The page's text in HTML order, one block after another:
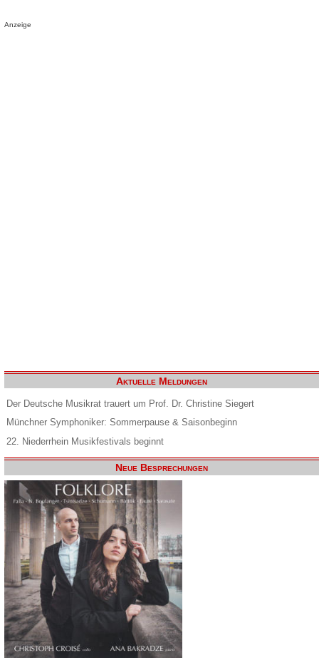
Anzeige
Aktuelle Meldungen
Der Deutsche Musikrat trauert um Prof. Dr. Christine Siegert
Münchner Symphoniker: Sommerpause & Saisonbeginn
22. Niederrhein Musikfestivals beginnt
Neue Besprechungen